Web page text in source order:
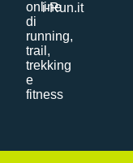
i-Run.it